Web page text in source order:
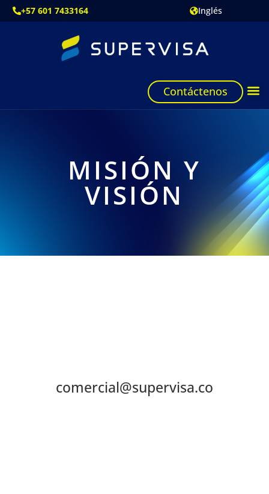
+57 601 7433164 Inglés
Contáctenos
MISIÓN Y
VISIÓN
comercial@supervisa.co